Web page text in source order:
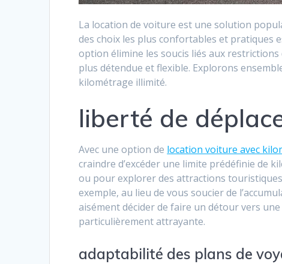
La location de voiture est une solution
des choix les plus confortables et pratiques
option élimine les soucis liés aux
plus détendue et flexible. Explorons
kilométrage illimité.
liberté de
Avec une option de location voiture avec
craindre d’excéder une limite prédéfinie de
ou pour explorer des attractions
exemple, au lieu de vous soucier de
aisément décider de faire un détour vers
particulièrement attrayante.
adaptabilité des plans de